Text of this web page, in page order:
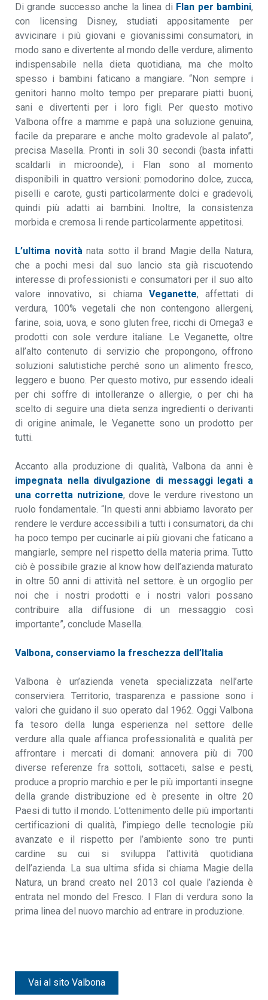
Di grande successo anche la linea di Flan per bambini,
con licensing Disney, studiati appositamente per
avvicinare i più giovani e giovanissimi consumatori, in
modo sano e divertente al mondo delle verdure, alimento
indispensabile nella dieta quotidiana, ma che molto
spesso i bambini faticano a mangiare. “Non sempre i
genitori hanno molto tempo per preparare piatti buoni,
sani e divertenti per i loro figli. Per questo motivo
Valbona offre a mamme e papà una soluzione genuina,
facile da preparare e anche molto gradevole al palato”,
precisa Masella. Pronti in soli 30 secondi (basta infatti
scaldarli in microonde), i Flan sono al momento
disponibili in quattro versioni: pomodorino dolce, zucca,
piselli e carote, gusti particolarmente dolci e gradevoli,
quindi più adatti ai bambini. Inoltre, la consistenza
morbida e cremosa li rende particolarmente appetitosi.
L’ultima novitànata sotto il brand Magie della Natura,
che a pochi mesi dal suo lancio sta già riscuotendo
interesse di professionisti e consumatori per il suo alto
valore innovativo, si chiama Veganette, affettati di
verdura, 100% vegetali che non contengono allergeni,
farine, soia, uova, e sono gluten free, ricchi di Omega3 e
prodotti con sole verdure italiane. Le Veganette, oltre
all’alto contenuto di servizio che propongono, offrono
soluzioni salutistiche perché sono un alimento fresco,
leggero e buono. Per questo motivo, pur essendo ideali
per chi soffre di intolleranze o allergie, o per chi ha
scelto di seguire una dieta senza ingredienti o derivanti
di origine animale, le Veganette sono un prodotto per
tutti.
Accanto alla produzione di qualità, Valbona da anni è
impegnata nella divulgazione di messaggi legati a
una corretta nutrizione, dove le verdure rivestono un
ruolo fondamentale. “In questi anni abbiamo lavorato per
rendere le verdure accessibili a tutti i consumatori, da chi
ha poco tempo per cucinarle ai più giovani che faticano a
mangiarle, sempre nel rispetto della materia prima. Tutto
ciò è possibile grazie al know how dell’azienda maturato
in oltre 50 anni di attività nel settore. è un orgoglio per
noi che i nostri prodotti e i nostri valori possano
contribuire alla diffusione di un messaggio così
importante”, conclude Masella.
Valbona, conserviamo la freschezza dell’Italia
Valbona è un’azienda veneta specializzata nell’arte
conserviera. Territorio, trasparenza e passione sono i
valori che guidano il suo operato dal 1962. Oggi Valbona
fa tesoro della lunga esperienza nel settore delle
verdure alla quale affianca professionalità e qualità per
affrontare i mercati di domani: annovera più di 700
diverse referenze fra sottoli, sottaceti, salse e pesti,
produce a proprio marchio e per le più importanti insegne
della grande distribuzione ed è presente in oltre 20
Paesi di tutto il mondo. L’ottenimento delle più importanti
certificazioni di qualità, l’impiego delle tecnologie più
avanzate e il rispetto per l’ambiente sono tre punti
cardine su cui si sviluppa l’attività quotidiana
dell’azienda. La sua ultima sfida si chiama Magie della
Natura, un brand creato nel 2013 col quale l’azienda è
entrata nel mondo del Fresco. I Flan di verdura sono la
prima linea del nuovo marchio ad entrare in produzione.
Vai al sito Valbona